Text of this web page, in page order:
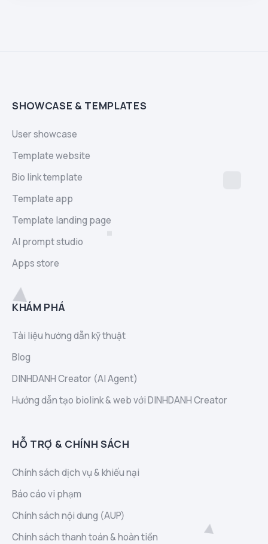
SHOWCASE & TEMPLATES
User showcase
Template website
Bio link template
Template app
Template landing page
AI prompt studio
Apps store
KHÁM PHÁ
Tài liệu hướng dẫn kỹ thuật
Blog
DINHDANH Creator (AI Agent)
Hướng dẫn tạo biolink & web với DINHDANH Creator
HỖ TRỢ & CHÍNH SÁCH
Chính sách dịch vụ & khiếu nại
Báo cáo vi phạm
Chính sách nội dung (AUP)
Chính sách thanh toán & hoàn tiền